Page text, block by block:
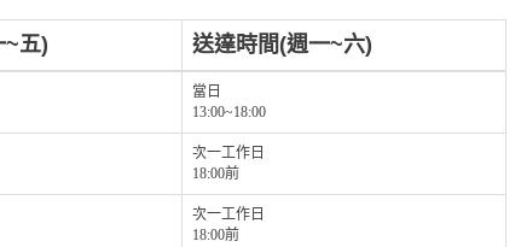
~五) 送達時間(週一~六)
當日
13:00~18:00
次一工作日
18:00前
次一工作日
18:00前